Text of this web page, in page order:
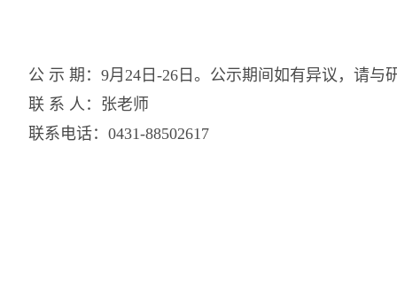
公 示 期：9月24日-26日。公示期间如有异议，请与
联 系 人：张老师
联系电话：0431-88502617